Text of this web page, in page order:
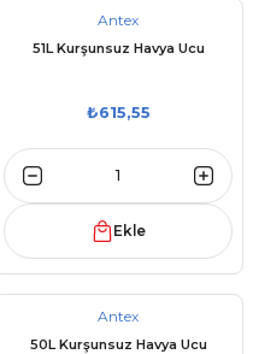
Antex
51L Kurşunsuz Havya Ucu
₺615,55
Ekle
Antex
50L Kurşunsuz Havya Ucu